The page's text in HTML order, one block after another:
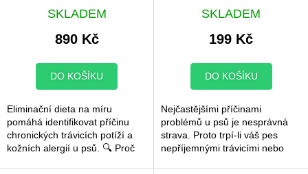
A
Průměrné
hodnocení
produktu
je
z
SKLADEM
890 Kč
DO KOŠÍKU
Eliminační dieta na míru
pomáhá identifikovat příčinu
chronických trávicích potíží a
kožních alergií u psů. 🔍 Proč
A
Průměrné
hodnocení
produktu
je
z
SKLADEM
199 Kč
DO KOŠÍKU
Nejčastějšími příčinami
problémů u psů je nesprávná
strava. Proto trpí-li váš pes
nepříjemnými trávicími nebo